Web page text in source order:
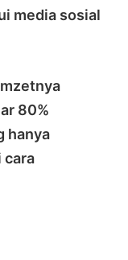
media sosial
80%
hanya
cara